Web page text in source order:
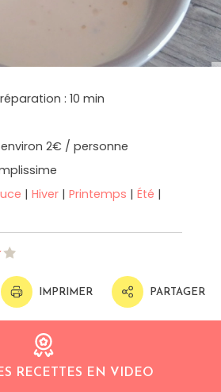
: 10 min
environ 2€ / personne
| Hiver | Printemps | Été |
IMPRIMER PARTAGER
RECETTES EN VIDEO